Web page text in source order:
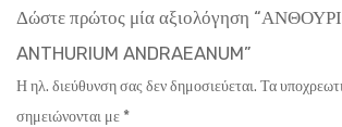
Δώστε πρώτος μία αξιολόγηση
ANTHURIUM ANDRAEANUM”
Η ηλ. διεύθυνση σας δεν δημοσιεύεται. Τα
σημειώνονται με *